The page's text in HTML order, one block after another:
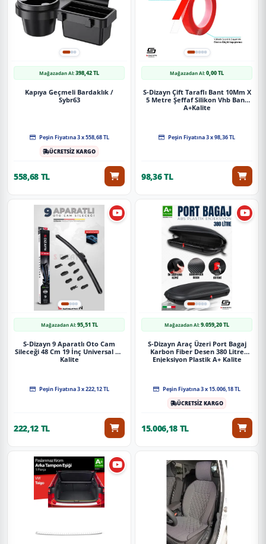
Mağazadan Al:398,42 TL
Kapıya Geçmeli Bardaklık /
Sybr63
Peşin Fiyatına 3 x 558,68 TL
ÜCRETSİZ KARGO
558,68 TL
Mağazadan Al:0,00 TL
S-Dizayn Çift Taraflı Bant 10Mm X
5 Metre Şeffaf Silikon Vhb Bant
A+Kalite
Peşin Fiyatına 3 x 98,36 TL
98,36 TL
Mağazadan Al:95,51 TL
S-Dizayn 9 Aparatlı Oto Cam
Sileceği 48 Cm 19 İnç Universal A+
Kalite
Peşin Fiyatına 3 x 222,12 TL
222,12 TL
Mağazadan Al:9.059,20 TL
S-Dizayn Araç Üzeri Port Bagaj
Karbon Fiber Desen 380 Litre
Enjeksiyon Plastik A+ Kalite
Peşin Fiyatına 3 x 15.006,18 TL
ÜCRETSİZ KARGO
15.006,18 TL